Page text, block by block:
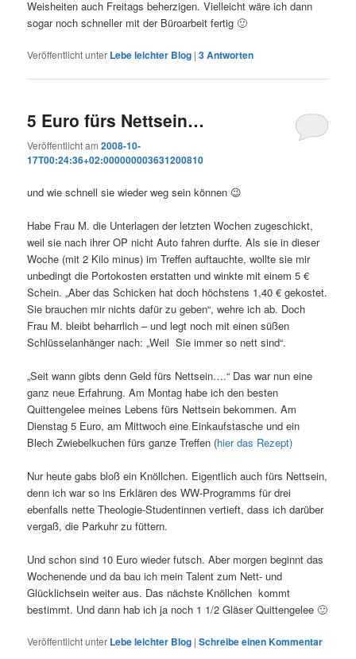
Weisheiten auch Freitags beherzigen. Vielleicht wäre ich dann
sogar noch schneller mit der Büroarbeit fertig 🙂
Veröffentlicht unter Lebe leichter Blog |3Antworten
5 Euro fürs Nettsein…
Veröffentlicht am2008-10-
17T00:24:36+02:000000003631200810
und wie schnell sie wieder weg sein können 😉
Habe Frau M. die Unterlagen der letzten Wochen zugeschickt,
weil sie nach ihrer OP nicht Auto fahren durfte. Als sie in dieser
Woche (mit 2 Kilo minus) im Treffen auftauchte, wollte sie mir
unbedingt die Portokosten erstatten und winkte mit einem 5 €
Schein. „Aber das Schicken hat doch höchstens 1,40 € gekostet.
Sie brauchen mir nichts dafür zu geben“, wehre ich ab. Doch
Frau M. bleibt beharrlich – und legt noch mit einen süßen
Schlüsselanhänger nach: „Weil Sie immer so nett sind“.
„Seit wann gibts denn Geld fürs Nettsein….“ Das war nun eine
ganz neue Erfahrung. Am Montag habe ich den besten
Quittengelee meines Lebens fürs Nettsein bekommen. Am
Dienstag 5 Euro, am Mittwoch eine Einkaufstasche und ein
Blech Zwiebelkuchen fürs ganze Treffen (hier das Rezept)
Nur heute gabs bloß ein Knöllchen. Eigentlich auch fürs Nettsein,
denn ich war so ins Erklären des WW-Programms für drei
ebenfalls nette Theologie-Studentinnen vertieft, dass ich darüber
vergaß, die Parkuhr zu füttern.
Und schon sind 10 Euro wieder futsch. Aber morgen beginnt das
Wochenende und da bau ich mein Talent zum Nett- und
Glücklichsein weiter aus. Das nächste Knöllchen kommt
bestimmt. Und dann hab ich ja noch 1 1/2 Gläser Quittengelee 🙂
Veröffentlicht unter Lebe leichter Blog |Schreibe einen Kommentar